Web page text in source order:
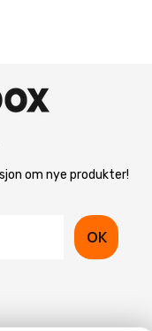
om nye produkter!
OK